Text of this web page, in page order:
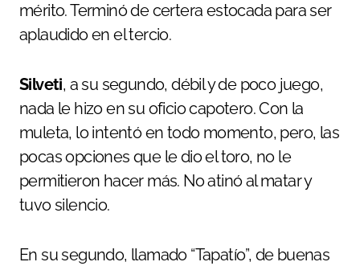
mérito. Terminó de certera estocada para ser
aplaudido en el tercio.
Silveti, a su segundo, débil y de poco juego,
nada le hizo en su oficio capotero. Con la
muleta, lo intentó en todo momento, pero, las
pocas opciones que le dio el toro, no le
permitieron hacer más. No atinó al matar y
tuvo silencio.
En su segundo, llamado “Tapatío”, de buenas